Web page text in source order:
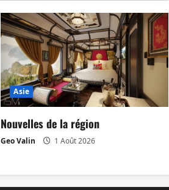
Asie
Nouvelles de la région
Geo Valin 1 Août 2026